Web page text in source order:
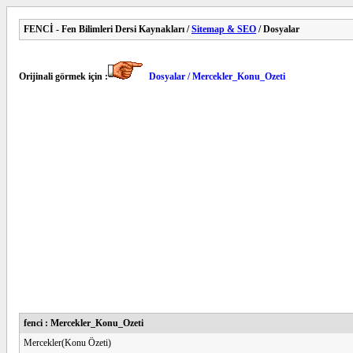
FENCİ - Fen Bilimleri Dersi Kaynakları /Sitemap & SEO / Dosyalar
Orijinali görmek için : Dosyalar / Mercekler_Konu_Ozeti
fenci : Mercekler_Konu_Ozeti
Mercekler(Konu Özeti)